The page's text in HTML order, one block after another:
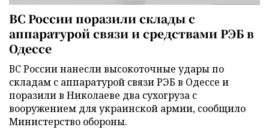
ВС России поразили склады с
аппаратурой связи и средствами РЭБ в
Одессе
ВС России нанесли высокоточные удары по
складам с аппаратурой связи РЭБ в Одессе и
поразили в Николаеве два сухогруза с
вооружением для украинской армии, сообщило
Министерство обороны.